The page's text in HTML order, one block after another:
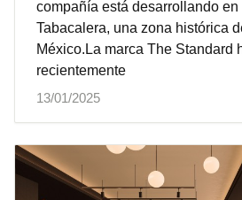
compañía está desarrollando
Tabacalera, una zona histórica
México.La marca The Standard
recientemente
13/01/2025